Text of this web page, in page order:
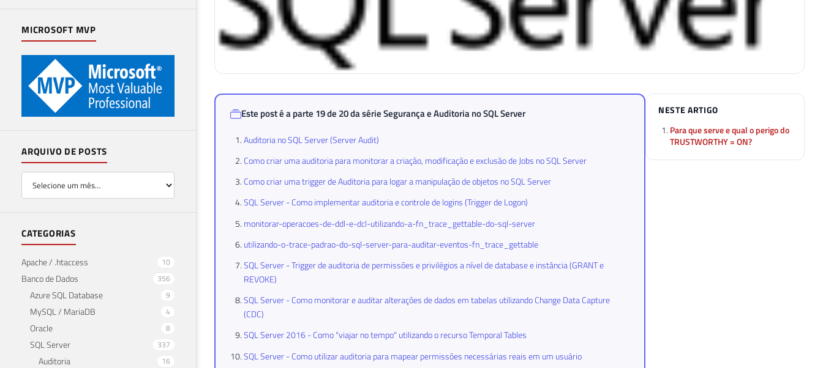
MICROSOFT MVP
ARQUIVO DE POSTS
CATEGORIAS
Apache / .htaccess 10
Banco de Dados 356
Azure SQL Database 9
MySQL / MariaDB 4
Oracle 8
SQL Server 337
Auditoria 16
Este post é a parte 19 de 20 da sérieSegurança e Auditoria no SQL Server
Auditoria no SQL Server (Server Audit)
Como criar uma auditoria para monitorar a criação, modificação e exclusão de Jobs no SQL Server
Como criar uma trigger de Auditoria para logar a manipulação de objetos no SQL Server
SQL Server - Como implementar auditoria e controle de logins (Trigger de Logon)
monitorar-operacoes-de-ddl-e-dcl-utilizando-a-fn_trace_gettable-do-sql-server
utilizando-o-trace-padrao-do-sql-server-para-auditar-eventos-fn_trace_gettable
SQL Server - Trigger de auditoria de permissões e privilégios a nível de database e instância (GRANT e
REVOKE)
SQL Server - Como monitorar e auditar alterações de dados em tabelas utilizando Change Data Capture
(CDC)
SQL Server 2016 - Como "viajar no tempo" utilizando o recurso Temporal Tables
SQL Server - Como utilizar auditoria para mapear permissões necessárias reais em um usuário
NESTE ARTIGO
Para que serve e qual o perigo do
TRUSTWORTHY = ON?